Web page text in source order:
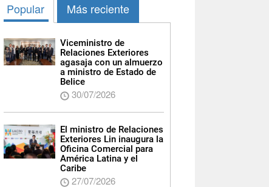
Popular Más reciente
Viceministro de
Relaciones Exteriores
agasaja con un almuerzo
a ministro de Estado de
Belice
30/07/2026
El ministro de Relaciones
Exteriores Lin inaugura la
Oficina Comercial para
América Latina y el
Caribe
27/07/2026